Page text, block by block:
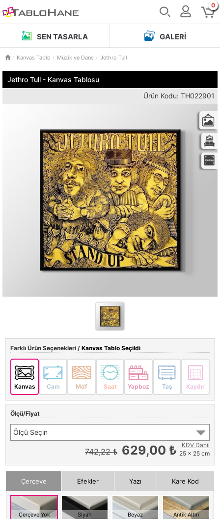
0
SEN TASARLA GALERI
Kanvas Tablo Müzik ve Dans Jethro Tull
Jethro Tull - Kanvas Tablosu
Ürün Kodu: TH022901
Farklı Ürün Seçenekleri / Kanvas Tablo Seçildi
Kanvas Cam Mdf Saat Yapboz Taş Kaydır
Ölçü/Fiyat
Ölçü Seçin
742,22 ₺ 629,00 ₺
KDV Dahil
25 x 25 cm
Çerçeve Efekler Yazı Kare Kod
Çerçeve Yok Siyah Beyaz Antik Altın